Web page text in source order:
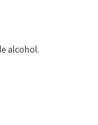
alcohol.